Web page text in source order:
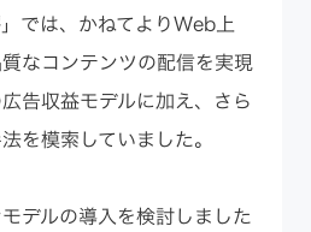
」では、かねてよりWeb上
なコンテンツの配信を実現
告収益モデルに加え、さら
を模索していました。
デルの導入を検討しました